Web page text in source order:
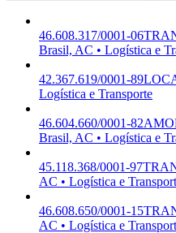
46.608.317/0001-06
Brasil, AC • Logística e
42.367.619/0001-89
Logística e Transporte
46.604.660/0001-82
Brasil, AC • Logística e
45.118.368/0001-97
AC • Logística e
46.608.650/0001-15
AC • Logística e